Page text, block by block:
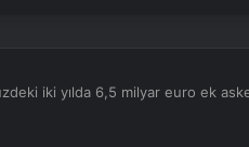
iki yılda 6,5 milyar euro ek